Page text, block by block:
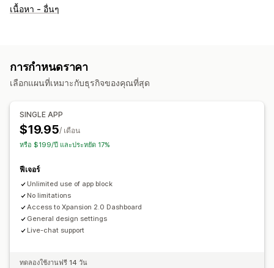
เนื้อหา - อื่นๆ
การกำหนดราคา
เลือกแผนที่เหมาะกับธุรกิจของคุณที่สุด
SINGLE APP
$19.95/ เดือน
หรือ $199/ปี และประหยัด 17%
ฟีเจอร์
Unlimited use of app block
No limitations
Access to Xpansion 2.0 Dashboard
General design settings
Live-chat support
ทดลองใช้งานฟรี 14 วัน